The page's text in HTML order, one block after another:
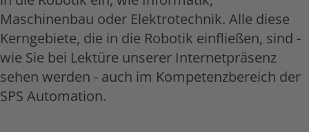
Maschinenbau oder Elektrotechnik. Alle diese
Kerngebiete, die in die Robotik einfließen, sind -
wie Sie bei Lektüre unserer Internetpräsenz
sehen werden - auch im Kompetenzbereich der
SPS Automation.